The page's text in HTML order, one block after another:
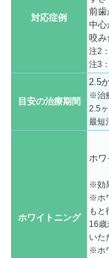
対応症例
前歯
中心
咬み
注2
注3
目安の治療期間
2.5
※治
2.5
最短
ホワイトニング
ホワ
※効
※ホ
もと
16歳
いた
※ホ